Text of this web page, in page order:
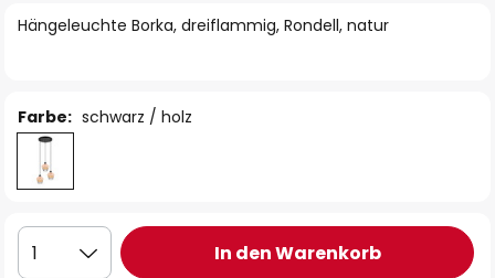
Hängeleuchte Borka, dreiflammig, Rondell, natur
Farbe: schwarz / holz
1 In den Warenkorb